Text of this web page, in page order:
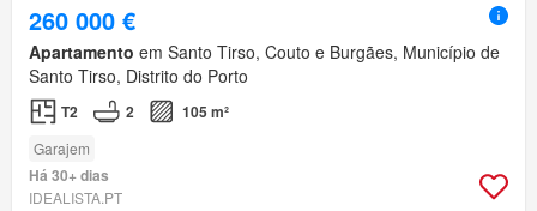
260 000 €
Apartamento em Santo Tirso, Couto e Burgães, Município de
Santo Tirso, Distrito do Porto
T2 2 105 m²
Garajem
Há 30+ dias
IDEALISTA.PT